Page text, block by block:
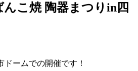
んこ焼 陶器まつりin四
ームでの開催です！